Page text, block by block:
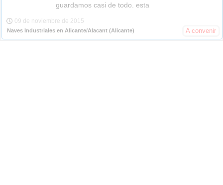
guardamos casi de todo. esta
09 de noviembre de 2015
Naves Industriales en Alicante/Alacant (Alicante) A convenir